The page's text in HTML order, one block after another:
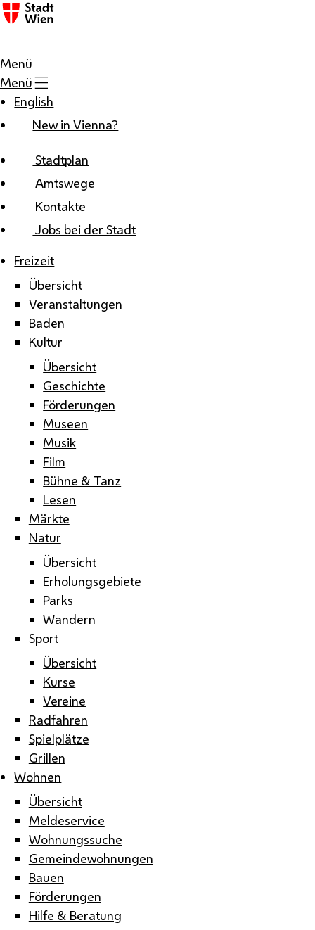
Zum Inhalt
Menü
Menü
English
New in Vienna?
Stadtplan
Amtswege
Kontakte
Jobs bei der Stadt
Freizeit
Übersicht
Veranstaltungen
Baden
Kultur
Übersicht
Geschichte
Förderungen
Museen
Musik
Film
Bühne & Tanz
Lesen
Märkte
Natur
Übersicht
Erholungsgebiete
Parks
Wandern
Sport
Übersicht
Kurse
Vereine
Radfahren
Spielplätze
Grillen
Wohnen
Übersicht
Meldeservice
Wohnungssuche
Gemeindewohnungen
Bauen
Förderungen
Hilfe & Beratung